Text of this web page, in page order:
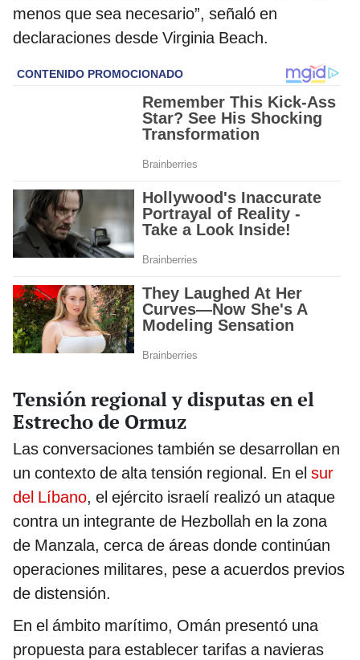
menos que sea necesario”, señaló en
declaraciones desde Virginia Beach.
Tensión regional y disputas en el
Estrecho de Ormuz
Las conversaciones también se desarrollan en
un contexto de alta tensión regional. En el sur
del Líbano, el ejército israelí realizó un ataque
contra un integrante de Hezbollah en la zona
de Manzala, cerca de áreas donde continúan
operaciones militares, pese a acuerdos previos
de distensión.
En el ámbito marítimo, Omán presentó una
propuesta para establecer tarifas a navieras